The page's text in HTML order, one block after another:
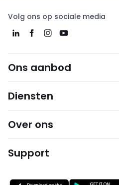
Volg ons op sociale media
Ons aanbod
Diensten
Over ons
Support